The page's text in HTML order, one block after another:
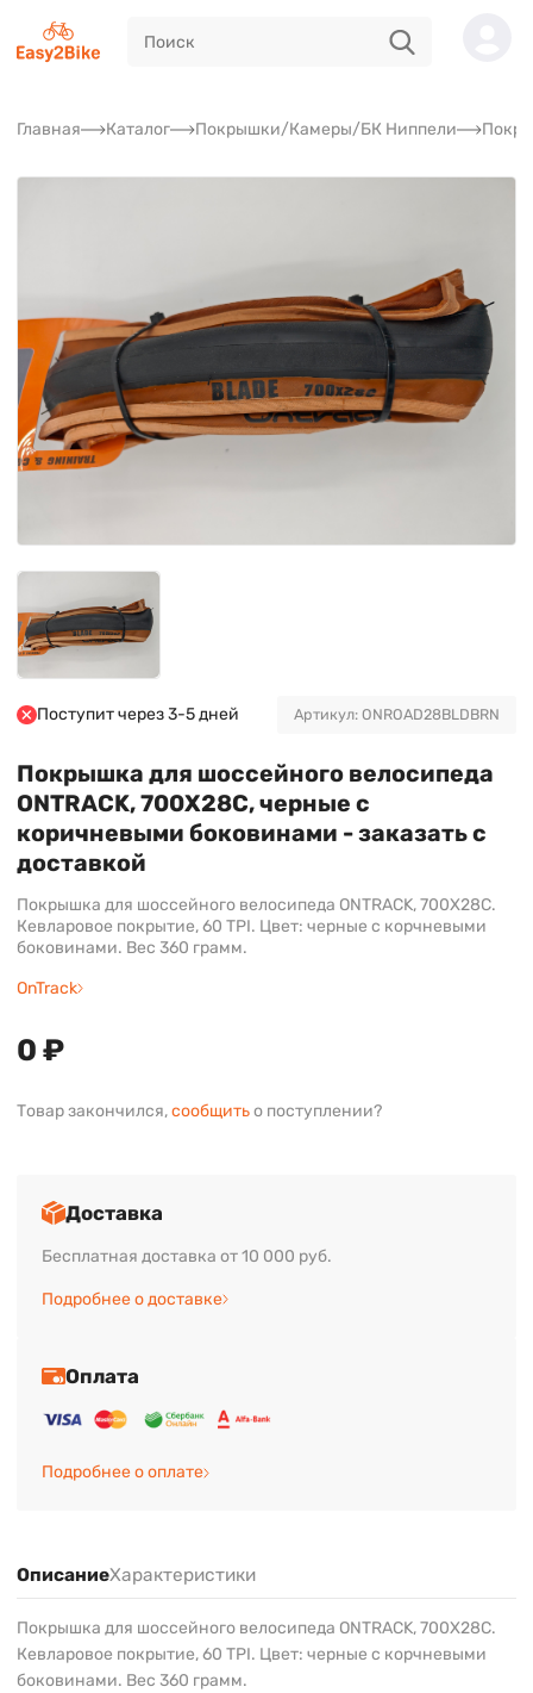
Главная Каталог Покрышки/Камеры/БК Ниппели
Поступит через 3-5 дней Артикул: ONROAD28BLDBRN
Покрышка для шоссейного велосипеда
ONTRACK, 700X28C, черные с
коричневыми боковинами - заказать с
доставкой
Покрышка для шоссейного велосипеда ONTRACK, 700X28C.
Кевларовое покрытие, 60 TPI. Цвет: черные с корчневыми
боковинами. Вес 360 грамм.
OnTrack
0 ₽
Товар закончился,сообщитьо поступлении?
Доставка
Бесплатная доставка от 10 000 руб.
Подробнее о доставке
Оплата
Подробнее о оплате
ОписаниеХарактеристики
Покрышка для шоссейного велосипеда ONTRACK, 700X28C.
Кевларовое покрытие, 60 TPI. Цвет: черные с корчневыми
боковинами. Вес 360 грамм.